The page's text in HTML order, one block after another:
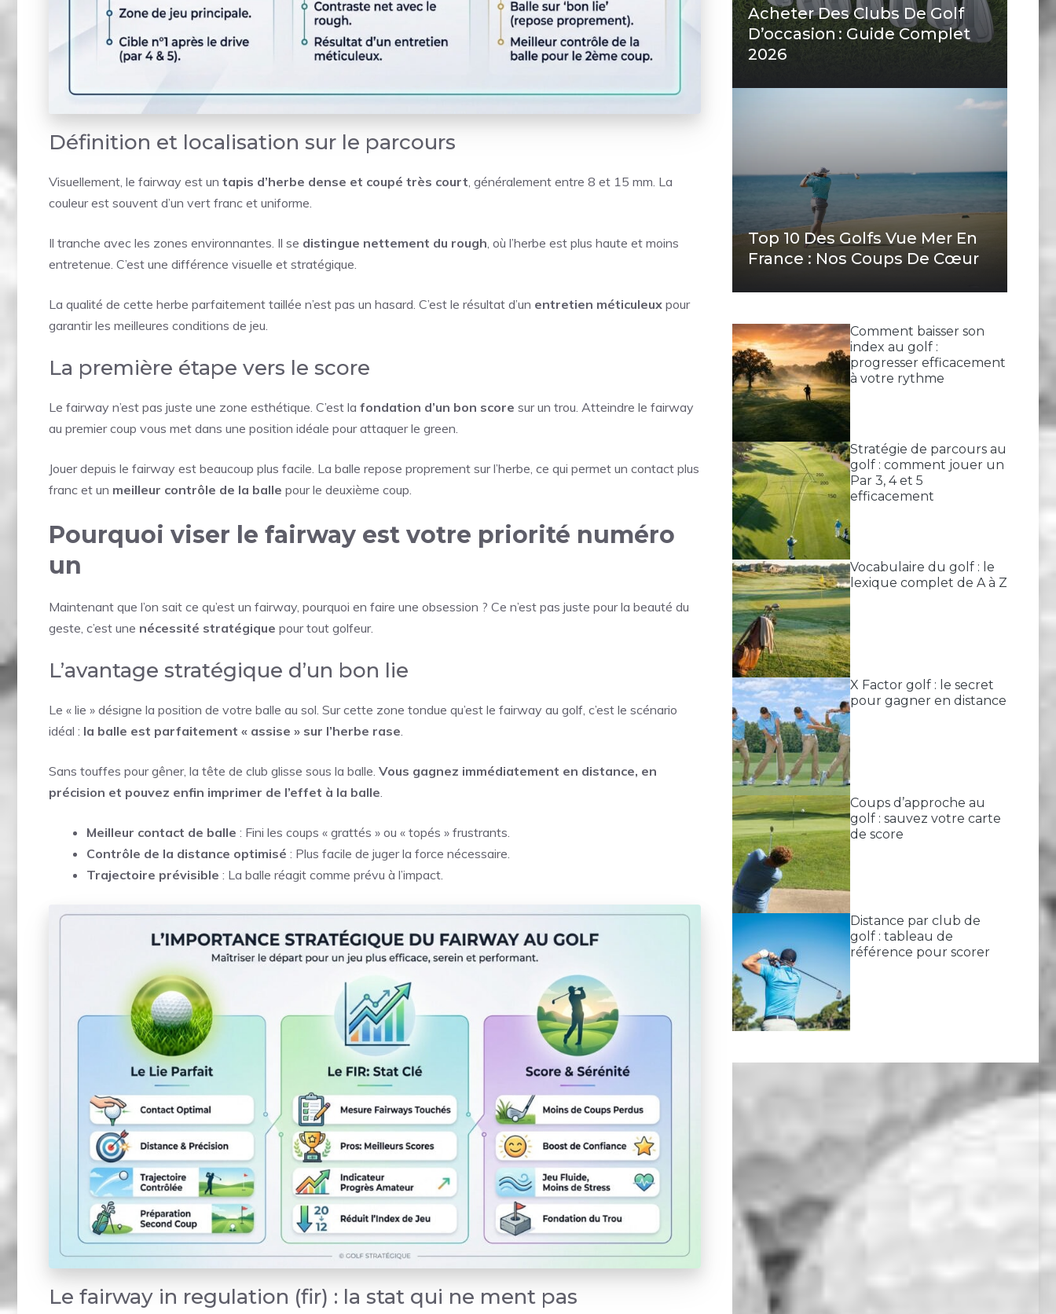
Définition et localisation sur le parcours
Visuellement, le fairway est un tapis d’herbe dense et coupé très court , généralement entre 8 et 15 mm. La
couleur est souvent d’un vert franc et uniforme.
Il tranche avec les zones environnantes. Il se distingue nettement du rough , où l’herbe est plus haute et moins
entretenue. C’est une différence visuelle et stratégique.
La qualité de cette herbe parfaitement taillée n’est pas un hasard. C’est le résultat d’un entretien méticuleux pour
garantir les meilleures conditions de jeu.
La première étape vers le score
Le fairway n’est pas juste une zone esthétique. C’est la fondation d’un bon score sur un trou. Atteindre le fairway
au premier coup vous met dans une position idéale pour attaquer le green.
Jouer depuis le fairway est beaucoup plus facile. La balle repose proprement sur l’herbe, ce qui permet un contact plus
franc et un meilleur contrôle de la balle pour le deuxième coup.
Pourquoi viser le fairway est votre priorité numéro
un
Maintenant que l’on sait ce qu’est un fairway, pourquoi en faire une obsession ? Ce n’est pas juste pour la beauté du
geste, c’est une nécessité stratégique pour tout golfeur.
L’avantage stratégique d’un bon lie
Le « lie » désigne la position de votre balle au sol. Sur cette zone tondue qu’est le fairway au golf, c’est le scénario
idéal : la balle est parfaitement « assise » sur l’herbe rase
Sans touffes pour gêner, la tête de club glisse sous la balle. Vous gagnez immédiatement en distance, en
précision et pouvez enfin imprimer de l’effet à la balle
Meilleur contact de balle : Fini les coups « grattés » ou « topés » frustrants.
Contrôle de la distance optimisé : Plus facile de juger la force nécessaire.
Trajectoire prévisible : La balle réagit comme prévu à l’impact.
Le fairway in regulation (fir) : la stat qui ne ment pas
Acheter Des Clubs De Golf
D’occasion : Guide Complet
2026
Top 10 Des Golfs Vue Mer En
France : Nos Coups De Cœur
Comment baisser son
index au golf :
progresser efficacement
à votre rythme
Stratégie de parcours au
golf : comment jouer un
Par 3, 4 et 5
efficacement
Vocabulaire du golf : le
lexique complet de A à Z
X Factor golf : le secret
pour gagner en distance
Coups d’approche au
golf : sauvez votre carte
de score
Distance par club de
golf : tableau de
référence pour scorer